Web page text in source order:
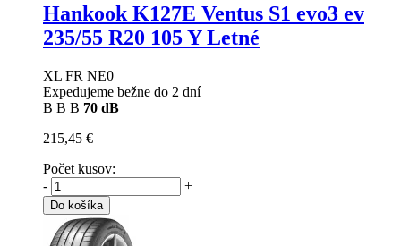
Hankook K127E Ventus S1 evo3 ev
235/55 R20 105 Y Letné
XL FR NE0
Expedujeme bežne do 2 dní
B B B 70 dB
215,45 €
Počet kusov:
-
+
Do košíka